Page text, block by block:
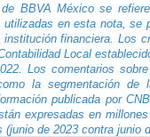
BBVA México se
en esta nota, se
financiera. Los
Local
Los comentarios
la segmentación de
publicada por
expresadas en
(junio de 2023 contra junio